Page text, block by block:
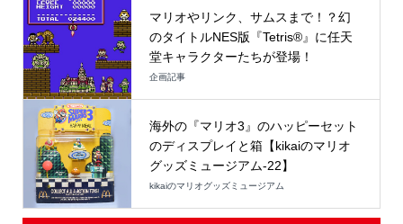
マリオやリンク、サムスまで！？幻
のタイトルNES版『Tetris®』に任天
堂キャラクターたちが登場！
企画記事
海外の『マリオ3』のハッピーセット
のディスプレイと箱【kikaiのマリオ
グッズミュージアム-22】
kikaiのマリオグッズミュージアム